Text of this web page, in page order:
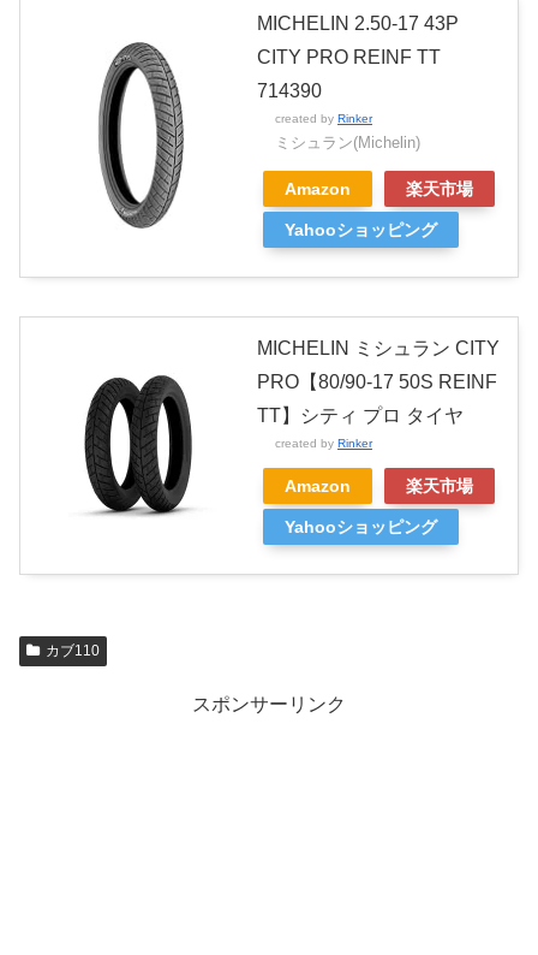
MICHELIN 2.50-17 43P
CITY PRO REINF TT
714390
created by Rinker
ミシュラン(Michelin)
Amazon 楽天市場
Yahooショッピング
MICHELIN ミシュラン CITY
PRO【80/90-17 50S REINF
TT】シティ プロ タイヤ
created by Rinker
Amazon 楽天市場
Yahooショッピング
カブ110
スポンサーリンク